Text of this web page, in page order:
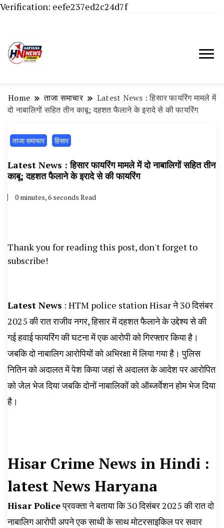
Verification: eefe237ed2c24d7f
हांसी, जींद और हरियाणा की ताजा खबरें
Haryana News Today, Haryana Live, Live
चैनल, Haryana News Today, Latest News
Hisar, Hisar Breaking News, Hansi News
News Live, Hansi News Live, Haryana ki
Taaja Khabar, Haryana Crime News Today,
Weather Update in Haryana, Weather Alert
News, AHN News, Abtak Haryana News,
Home ताजा समाचार
Latest News : हिसार फायरिंग मामले में
दो नाबालिगों सहित तीन काबू; दहशत फैलाने के इरादे से की फायरिंग
ताजा समाचार हिसार
Latest News : हिसार फायरिंग मामले में दो नाबालिगों सहित तीन
काबू; दहशत फैलाने के इरादे से की फायरिंग
0 minutes, 6 seconds Read
Thank you for reading this post, don't forget to
subscribe!
Latest News : HTM police station Hisar ने 30 दिसंबर
2025 की रात राजीव नगर, हिसार में दहशत फैलाने के उद्देश्य से की
गई हवाई फायरिंग की घटना में एक आरोपी को गिरफ्तार किया है।
जबकि दो नाबालिग आरोपियों को अभिरक्षा में लिया गया है। पुलिस
नितिन को अदालत में पेश किया जहां से अदालत के आदेश पर आरोपित
को जेल भेज दिया जबकि दोनों नाबालिकों को ऑब्जर्वेशन होम भेज दिया
है।
Hisar Crime News in Hindi :
latest News Haryana
Hisar Policeप्रवक्ता ने बताया कि 30 दिसंबर 2025 की रात दो
नाबालिग आरोपी अपने एक साथी के साथ मोटरसाइकिल पर सवार